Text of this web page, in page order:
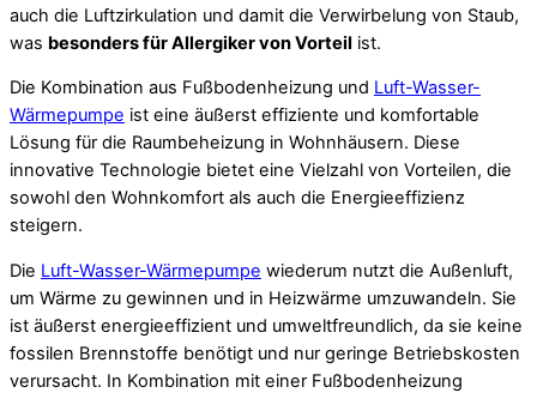
auch die Luftzirkulation und damit die Verwirbelung von Staub,
was besonders für Allergiker von Vorteil ist.
Die Kombination aus Fußbodenheizung und Luft-Wasser-
Wärmepumpe ist eine äußerst effiziente und komfortable
Lösung für die Raumbeheizung in Wohnhäusern. Diese
innovative Technologie bietet eine Vielzahl von Vorteilen, die
sowohl den Wohnkomfort als auch die Energieeffizienz
steigern.
Die Luft-Wasser-Wärmepumpe wiederum nutzt die Außenluft,
um Wärme zu gewinnen und in Heizwärme umzuwandeln. Sie
ist äußerst energieeffizient und umweltfreundlich, da sie keine
fossilen Brennstoffe benötigt und nur geringe Betriebskosten
verursacht. In Kombination mit einer Fußbodenheizung